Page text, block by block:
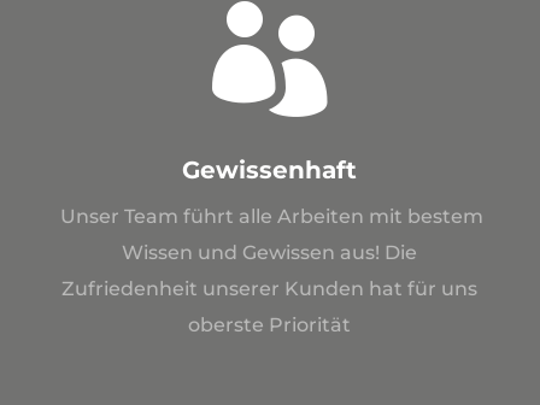

Gewissenhaft
Unser Team führt alle Arbeiten mit bestem
Wissen und Gewissen aus! Die
Zufriedenheit unserer Kunden hat für uns
oberste Priorität